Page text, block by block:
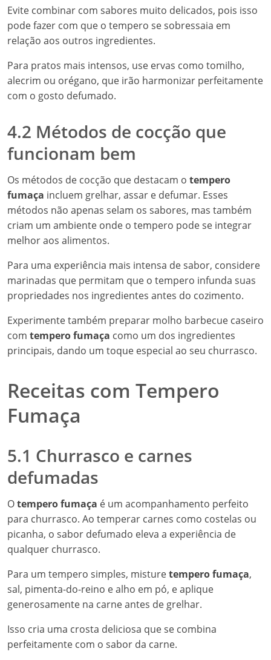
Evite combinar com sabores muito delicados, pois isso
pode fazer com que o tempero se sobressaia em
relação aos outros ingredientes.
Para pratos mais intensos, use ervas como tomilho,
alecrim ou orégano, que irão harmonizar perfeitamente
com o gosto defumado.
4.2 Métodos de cocção que
funcionam bem
Os métodos de cocção que destacam o tempero
fumaça incluem grelhar, assar e defumar. Esses
métodos não apenas selam os sabores, mas também
criam um ambiente onde o tempero pode se integrar
melhor aos alimentos.
Para uma experiência mais intensa de sabor, considere
marinadas que permitam que o tempero infunda suas
propriedades nos ingredientes antes do cozimento.
Experimente também preparar molho barbecue caseiro
com tempero fumaça como um dos ingredientes
principais, dando um toque especial ao seu churrasco.
Receitas com Tempero
Fumaça
5.1 Churrasco e carnes
defumadas
Otempero fumaça é um acompanhamento perfeito
para churrasco. Ao temperar carnes como costelas ou
picanha, o sabor defumado eleva a experiência de
qualquer churrasco.
Para um tempero simples, misturetempero fumaça,
sal, pimenta-do-reino e alho em pó, e aplique
generosamente na carne antes de grelhar.
Isso cria uma crosta deliciosa que se combina
perfeitamente com o sabor da carne.